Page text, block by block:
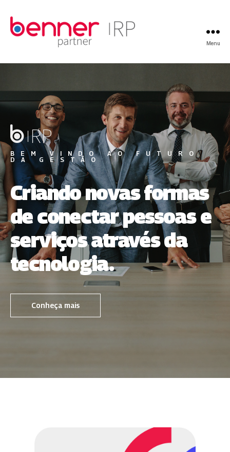
Menu
BEM VINDO AO FUTURO
DA GESTÃO
Criando novas formas
de conectar pessoas e
serviços através da
tecnologia.
Conheça mais